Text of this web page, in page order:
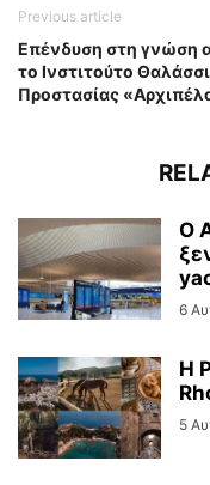
Previous article
Επένδυση στη γνώση
το Ινστιτούτο
Προστασίας
Ο
6
Η
5